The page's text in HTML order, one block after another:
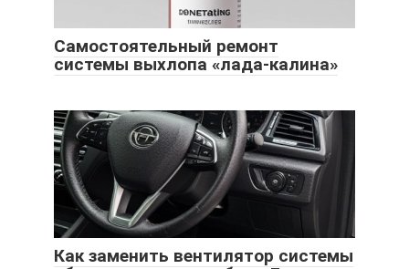
Самостоятельный ремонт
системы выхлопа «лада-калина»
Как заменить вентилятор системы